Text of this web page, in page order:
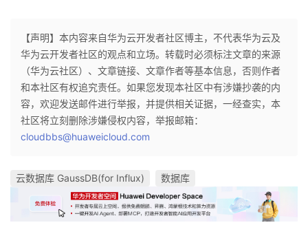
【声明】本内容来自华为云开发者社区博主，不代表华为云及
华为云开发者社区的观点和立场。转载时必须标注文章的来源
（华为云社区）、文章链接、文章作者等基本信息，否则作者
和本社区有权追究责任。如果您发现本社区中有涉嫌抄袭的内
容，欢迎发送邮件进行举报，并提供相关证据，一经查实，本
社区将立刻删除涉嫌侵权内容，举报邮箱：
cloudbbs@huaweicloud.com
云数据库 GaussDB(for Influx) 数据库